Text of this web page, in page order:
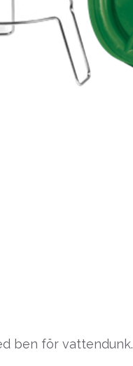
ben för vattendunk.